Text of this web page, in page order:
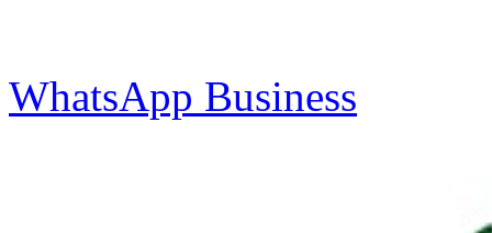
WhatsApp Business